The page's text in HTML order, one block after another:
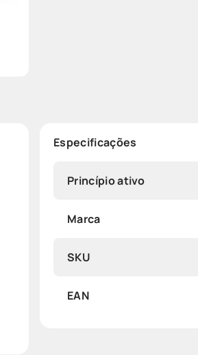
Especificações
Princípio ativo
Marca
SKU
EAN